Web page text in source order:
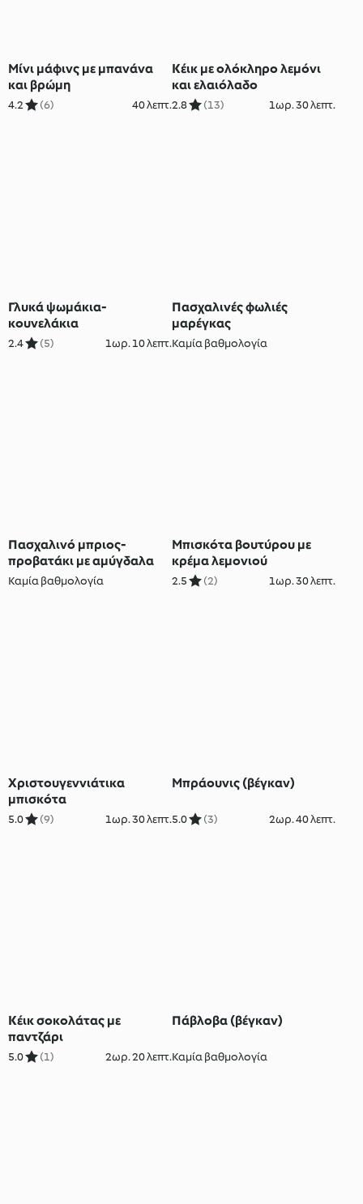
Μίνι μάφινς με μπανάνα
και βρώμη
4.2 (6) 40 λεπτ.
Κέικ με ολόκληρο λεμόνι
και ελαιόλαδο
2.8 (13) 1ωρ. 30 λεπτ.
Γλυκά ψωμάκια-
κουνελάκια
2.4 (5) 1ωρ. 10 λεπτ.
Πασχαλινές φωλιές
μαρέγκας
Καμία βαθμολογία
Πασχαλινό μπριος-
προβατάκι με αμύγδαλα
Καμία βαθμολογία
Μπισκότα βουτύρου με
κρέμα λεμονιού
2.5 (2) 1ωρ. 30 λεπτ.
Χριστουγεννιάτικα
μπισκότα
5.0 (9) 1ωρ. 30 λεπτ.
Μπράουνις (βέγκαν)
5.0 (3) 2ωρ. 40 λεπτ.
Κέικ σοκολάτας με
παντζάρι
5.0 (1) 2ωρ. 20 λεπτ.
Πάβλοβα (βέγκαν)
Καμία βαθμολογία